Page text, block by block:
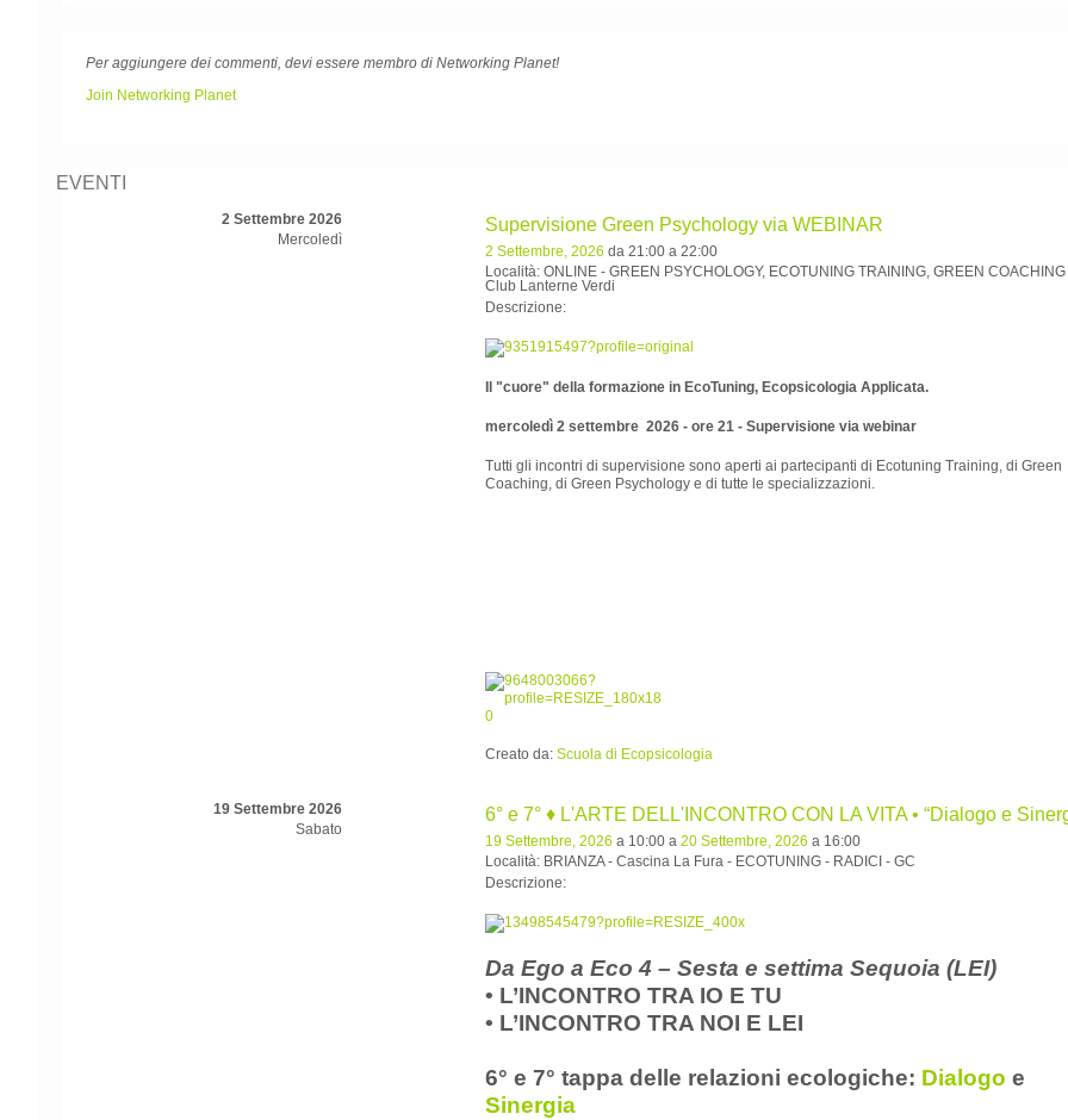
Per aggiungere dei commenti, devi essere membro di Networking Planet!
Join Networking Planet
EVENTI
2 Settembre 2026
Mercoledì
Supervisione Green Psychology via WEBINAR
2 Settembre, 2026 da 21:00 a 22:00
Località: ONLINE - GREEN PSYCHOLOGY, ECOTUNING TRAINING, GREEN
Club Lanterne Verdi
Descrizione:
Il "cuore" della formazione in EcoTuning, Ecopsicologia Applicata.
mercoledì 2 settembre 2026 - ore 21 - Supervisione via webinar
Tutti gli incontri di supervisione sono aperti ai partecipanti di Ecotuning Training, di Green
Coaching, di Green Psychology e di tutte le specializzazioni.
Creato da: Scuola di Ecopsicologia
19 Settembre 2026
Sabato
6° e 7° ♦ L'ARTE DELL'INCONTRO CON LA VITA • “Dialogo e
19 Settembre, 2026 a 10:00 a 20 Settembre, 2026 a 16:00
Località: BRIANZA - Cascina La Fura - ECOTUNING - RADICI - GC
Descrizione:
Da Ego a Eco 4 – Sesta e settima Sequoia (LEI)
• L’INCONTRO TRA IO E TU
• L’INCONTRO TRA NOI E LEI
6° e 7° tappa delle relazioni ecologiche: Dialogo e
Sinergia